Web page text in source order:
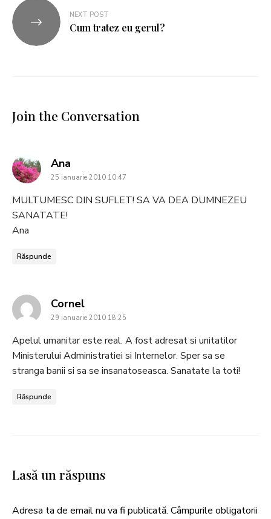
NEXT POST
Cum tratez eu gerul?
Join the Conversation
Ana
25 ianuarie 2010 10:47
MULTUMESC DIN SUFLET! SA VA DEA DUMNEZEU
SANATATE!
Ana
Răspunde
Cornelsays:
29 ianuarie 2010 18:25
Apelul umanitar este real. A fost adresat si unitatilor
Ministerului Administratiei si Internelor. Sper sa se
stranga banii si sa se insanatoseasca. Sanatate la toti!
Răspunde
Lasă un răspuns
Adresa ta de email nu va fi publicată. Câmpurile obligatorii